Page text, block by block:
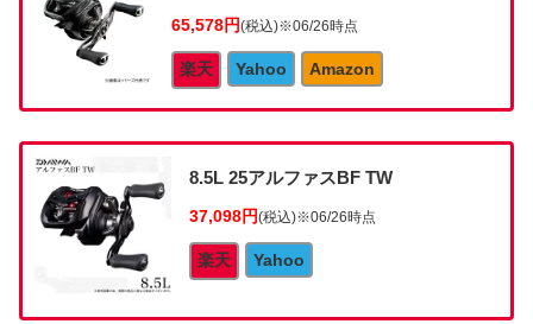
65,578円(税込)※06/26時点
楽天 Yahoo Amazon
8.5L 25アルファスBF TW
37,098円(税込)※06/26時点
楽天 Yahoo